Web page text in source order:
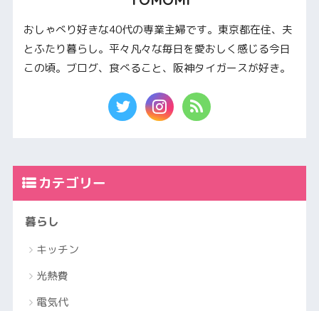
おしゃべり好きな40代の専業主婦です。東京都在住、夫
とふたり暮らし。平々凡々な毎日を愛おしく感じる今日
この頃。ブログ、食べること、阪神タイガースが好き。
カテゴリー
暮らし
キッチン
光熱費
電気代